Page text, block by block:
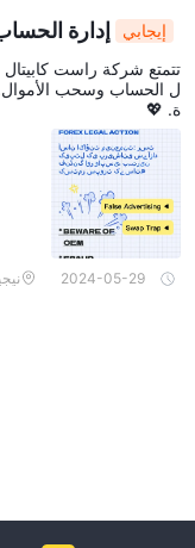
إيجابي
إدارة
المال في راست
تتمتع شركة راست كابيتال
ل الحساب وسحب الأموال.
ة. 💖
2024-05-29